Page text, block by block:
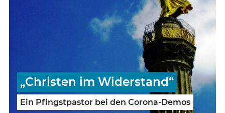
„Christen im Widerstand“
Ein Pfingstpastor bei den Corona-Demos